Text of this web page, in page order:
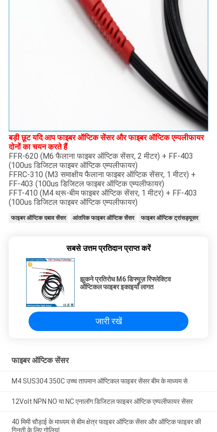
बड़ी छूट यदि आप फाइबर ऑप्टिक सेंसर और फाइबर ऑप्टिक एम्पलीफायर
दोनों का चयन करते हैं
FFR-620 (M6 फैलाना फाइबर ऑप्टिक सेंसर, 2 मीटर) + FF-403
(100us डिजिटल फाइबर ऑप्टिक एम्पलीफायर)
FFRC-310 (M3 समाक्षीय फैलाना फाइबर ऑप्टिक सेंसर, 1 मीटर) +
FF-403 (100us डिजिटल फाइबर ऑप्टिक एम्पलीफायर)
FFT-410 (M4 थ्रू-बीम फाइबर ऑप्टिक सेंसर, 1 मीटर) + FF-403
(100us डिजिटल फाइबर ऑप्टिक एम्पलीफायर)
फाइबर ऑप्टिक दबाव सेंसर आंतरिक फाइबर ऑप्टिक सेंसर फाइबर ऑप्टिक ट्रांसड्यूसर
सबसे उत्तम प्रतिदान प्राप्त करें
झुकने प्रतिरोध M6 डिफ्यूज़ रिफ्लेक्टिव
ऑप्टिकल फाइबर इकाइयाँ लागत
जारी रखें
फाइबर ऑप्टिक सेंसर
M4 SUS304 350C उच्च तापमान ऑप्टिकल फाइबर सेंसर बीम के माध्यम से
12Volt NPN NO या NC एनालॉग डिजिटल फाइबर ऑप्टिक एम्पलीफायर सेंसर
40 मिमी चौड़ाई के माध्यम से बीम क्षेत्र फाइबर ऑप्टिक सेंसर और ऑप्टिक फाइबर की
गिनती के लिए गोलियां